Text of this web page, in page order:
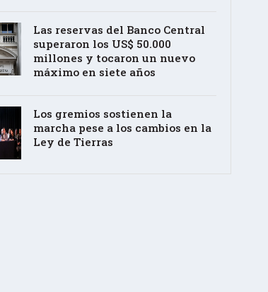
Las reservas del Banco Central
superaron los US$ 50.000
millones y tocaron un nuevo
máximo en siete años
Los gremios sostienen la
marcha pese a los cambios en la
Ley de Tierras